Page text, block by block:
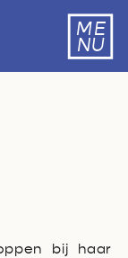
ME
NU
bij haar